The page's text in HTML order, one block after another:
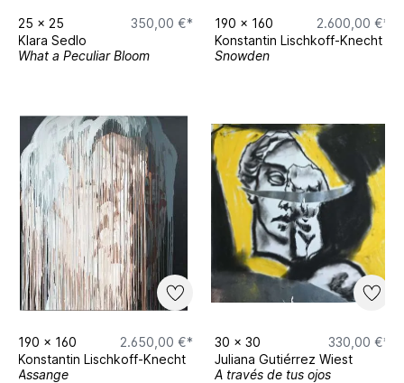
25 x 25
350,00 €*
Klara Sedlo
What a Peculiar Bloom
190 x 160
2.600,00 €*
Konstantin Lischkoff-Knecht
Snowden
190 x 160
2.650,00 €*
Konstantin Lischkoff-Knecht
Assange
30 x 30
330,00 €*
Juliana Gutiérrez Wiest
A través de tus ojos